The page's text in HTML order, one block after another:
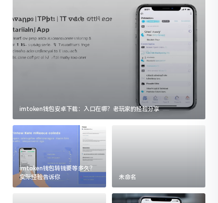
imtoken钱包安卓下载：入口在哪？老玩家的经验分享
imtoken钱包转钱要等多久？
实际经验告诉你
未命名